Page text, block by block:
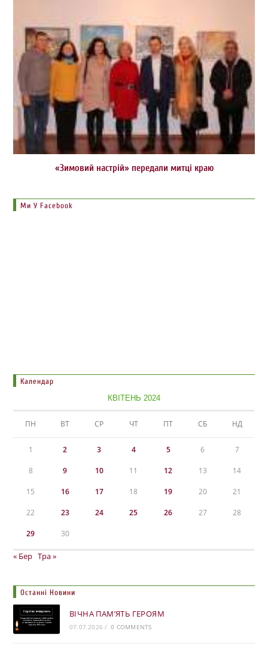
«Зимовий настрій» передали митці краю
Ми У Facebook
Календар
КВІТЕНЬ 2024
ПН ВТ СР ЧТ ПТ СБ НД
1 2 3 4 5 6 7
8 9 10 11 12 13 14
15 16 17 18 19 20 21
22 23 24 25 26 27 28
29 30
« Бер Тра »
Останні Новини
ВІЧНА ПАМ’ЯТЬ ГЕРОЯМ
07.07.2026 / 0 COMMENTS